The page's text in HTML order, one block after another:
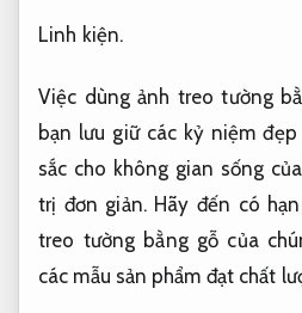
Linh kiện.
Việc dùng ảnh treo tường
bạn lưu giữ các kỷ niệm
sắc cho không gian sống
trị đơn giản.Hãy đến có
treo tường bằng gỗ của
các mẫu sản phẩm đạt chất